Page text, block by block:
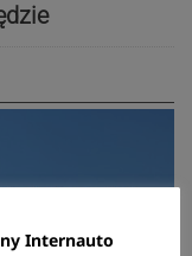
Internauto